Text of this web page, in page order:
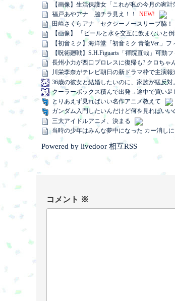
【画像】生活保護女「これが私の今月の家
福戸あやアナ 脇チラ見え！！
NEW!
田﨑さくらアナ セクシーノースリーブ脇！
【画像】 「ビールと水を交互に飲まないと
【初音ミク】海洋堂「初音ミク 青龍Ver.」
【呪術廻戦】S.H.Figuarts「禪院直哉」可動
長州小力が西口プロレスに復帰も? クロち
川栄李奈がテレビ朝日の新ドラマ枠で主演
36歳の彼女と結婚したいのに、家族が猛反
クーラーボックス積んで出発→途中で買い
とりあえず見ればいい名作アニメ教えて
ガンダム入門したいんだけど何を見ればいい
三大アイドルアニメ、決まる
当時の少年はみんな夢中になった カー消し
Powered by livedoor 相互RSS
コメント ※